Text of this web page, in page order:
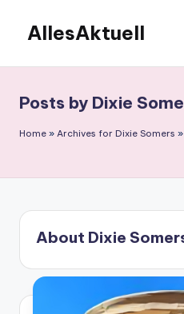
content
AllesAktuell
Posts by Dixie
Home » Archives for Dixie Somers »
About Dixie